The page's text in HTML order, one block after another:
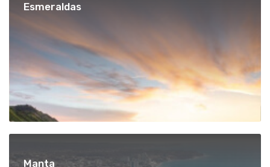
Esmeraldas
Manta